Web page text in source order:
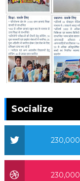
Socialize
230,000
230,000